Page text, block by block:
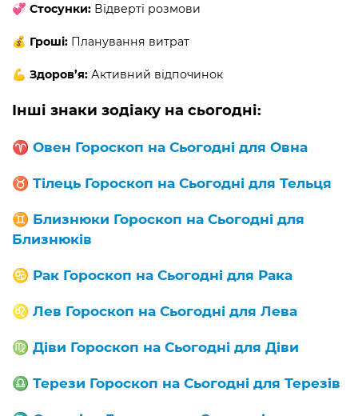
💞 Стосунки: Відверті розмови
💰 Гроші: Планування витрат
💪 Здоров’я: Активний відпочинок
Інші знаки зодіаку на сьогодні:
♈️ Овен Гороскоп на Сьогодні для Овна
♉️ Тілець Гороскоп на Сьогодні для Тельця
♊️ Близнюки Гороскоп на Сьогодні для
Близнюків
♋️ Рак Гороскоп на Сьогодні для Рака
♌️ Лев Гороскоп на Сьогодні для Лева
♍️ Діви Гороскоп на Сьогодні для Діви
♎️ Терези Гороскоп на Сьогодні для Терезів